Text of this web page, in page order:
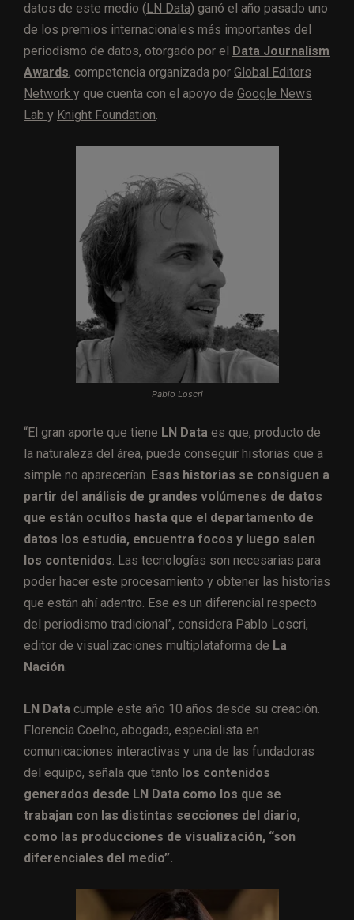
datos de este medio ( LN Data) ganó el año pasado uno
de los premios internacionales más importantes del
periodismo de datos, otorgado por el
Data Journalism
Awards, competencia organizada por Global Editors
Network y que cuenta con el apoyo de Google News
Lab y Knight Foundation.
Pablo Loscri
“El gran aporte que tiene LN Data es que, producto de
la naturaleza del área, puede conseguir historias que a
simple no aparecerían. Esas historias se consiguen a
partir del análisis de grandes volúmenes de datos
que están ocultos hasta que el departamento de
datos los estudia, encuentra focos y luego salen
los contenidos. Las tecnologías son necesarias para
poder hacer este procesamiento y obtener las historias
que están ahí adentro. Ese es un diferencial respecto
del periodismo tradicional”, considera Pablo Loscri,
editor de visualizaciones multiplataforma de La
Nación.
LN Data cumple este año 10 años desde su creación.
Florencia Coelho, abogada, especialista en
comunicaciones interactivas y una de las fundadoras
del equipo, señala que tanto los contenidos
generados desde LN Data como los que se
trabajan con las distintas secciones del diario,
como las producciones de visualización, “son
diferenciales del medio”.